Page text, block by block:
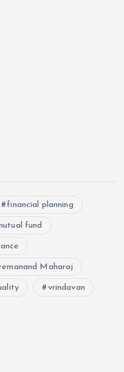
financial planning
fund
Maharaj
vrindavan